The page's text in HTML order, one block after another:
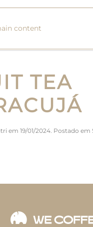
content
TEA
em 19/01/2024. Postado em